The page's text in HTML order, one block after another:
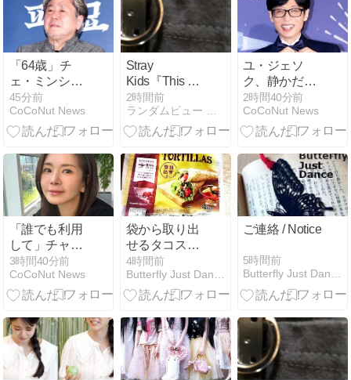
「64歳」チ
ェ・ミンシ
ク、急報に韓
国映画界が騒
然
45分前
CoCoNut News
Stray
Kids『This &
That』初日音
源成績/ 日本限
定イベント特
& THAT』輸入
盤販売開始
2時間前
ランダムビュー アソート
ユ・ジェソ
ク、静かだと
思ったら…
「おめでた」
が舞い込んだ
2時間40分前
CoCoNut News
「誰でも利用
して」チャ
ン・ソヒ、復
帰後に明かさ
れた驚きの事
3時間40分前
CoCoNut News
袋から取り出
せるタコスと
クレープ /
Tacos and
Crepes You
of the Bag /
Sunday edition
/ 1Cabin
4時間前
Butterfly Just Dance
ご連絡 / Notice
5時間前
Butterfly Just Dance